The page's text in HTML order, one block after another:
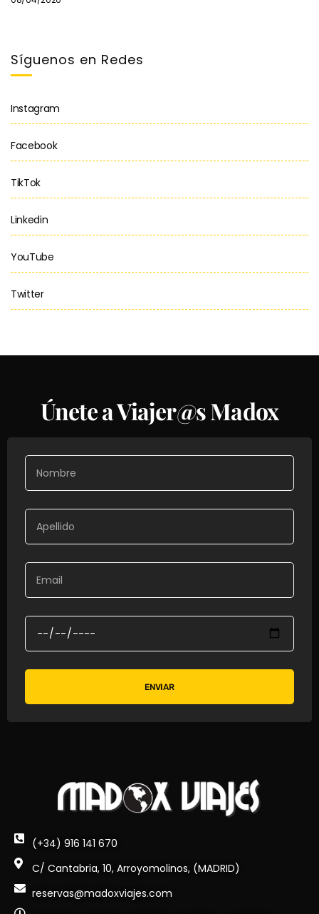
Síguenos en Redes
Instagram
Facebook
TikTok
Linkedin
YouTube
Twitter
Únete a Viajer@s Madox
ENVIAR
(+34) 916 141 670
C/ Cantabria, 10, Arroyomolinos, (MADRID)
reservas@madoxviajes.com